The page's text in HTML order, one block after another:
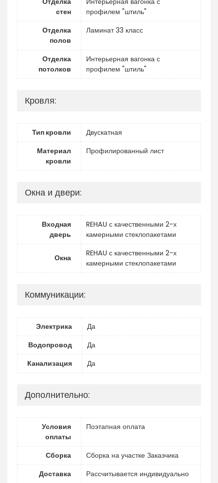
стен
профилем "штиль"
Отделка
полов
Ламинат 33 класс
Отделка
потолков
Интерьерная вагонка с
профилем "штиль"
Кровля:
Тип кровли
Двускатная
Материал
кровли
Профилированный лист
Окна и двери:
Входная
дверь
REHAU с качественными 2-х
камерными стеклопакетами
Окна
REHAU с качественными 2-х
камерными стеклопакетами
Коммуникации:
Электрика
Да
Водопровод
Да
Канализация
Да
Дополнительно:
Условия
оплаты
Поэтапная оплата
Сборка
Сборка на участке Заказчика
Доставка
Рассчитывается индивидуально